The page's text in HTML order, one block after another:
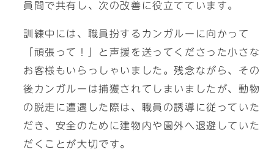
員間で共有し、次の改善に役立てています。
訓練中には、職員扮するカンガルーに向かって
「頑張って！」と声援を送ってくださった小さな
お客様もいらっしゃいました。残念ながら、その
後カンガルーは捕獲されてしまいましたが、動物
の脱走に遭遇した際は、職員の誘導に従っていた
だき、安全のために建物内や園外へ退避していた
だくことが大切です。